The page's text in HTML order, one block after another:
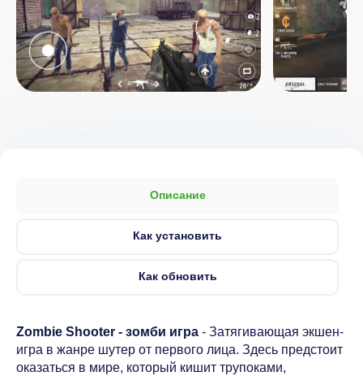
Описание
Как установить
Как обновить
Zombie Shooter - зомби игра - Затягивающая экшен-
игра в жанре шутер от первого лица. Здесь предстоит
оказаться в мире, который кишит трупоками,